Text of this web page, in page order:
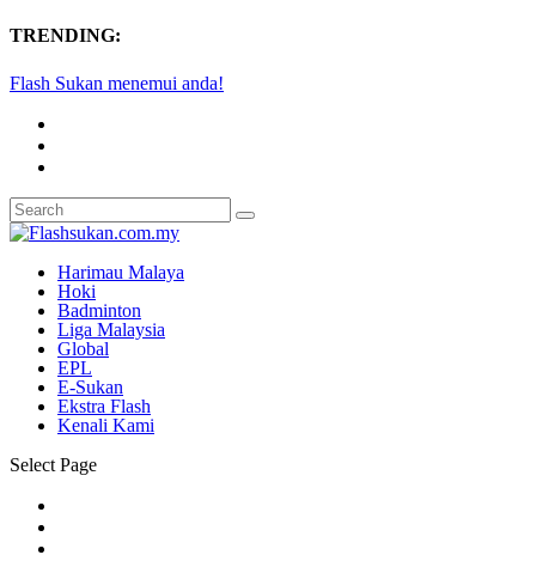
TRENDING:
Flash Sukan menemui anda!
Harimau Malaya
Hoki
Badminton
Liga Malaysia
Global
EPL
E-Sukan
Ekstra Flash
Kenali Kami
Select Page